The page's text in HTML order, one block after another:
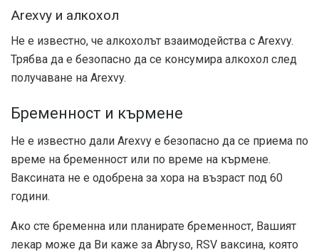
Arexvy и алкохол
Не е известно, че алкохолът взаимодейства с Arexvy.
Трябва да е безопасно да се консумира алкохол след
получаване на Arexvy.
Бременност и кърмене
Не е известно дали Arexvy е безопасно да се приема по
време на бременност или по време на кърмене.
Ваксината не е одобрена за хора на възраст под 60
години.
Ако сте бременна или планирате бременност, Вашият
лекар може да Ви каже за Abryso, RSV ваксина, която